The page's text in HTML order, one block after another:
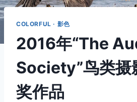
COLORFUL · 影色
2016年“The
Society”鸟类摄
奖作品